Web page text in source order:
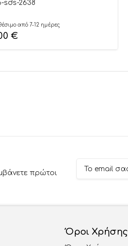
sds-2638
από 7-12 ημέρες
€
πρώτοι
Όροι Χρήσης